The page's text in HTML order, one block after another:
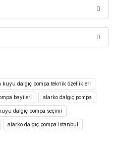
siz yapın!
öneri formunu
ederiz.
görüntülenemiyor.
bulunuyor.
kuyu dalgıç pompa teknik özellikleri
bayileri alarko dalgıç pompa
dalgıç pompa seçimi
alarko dalgıç pompa istanbul